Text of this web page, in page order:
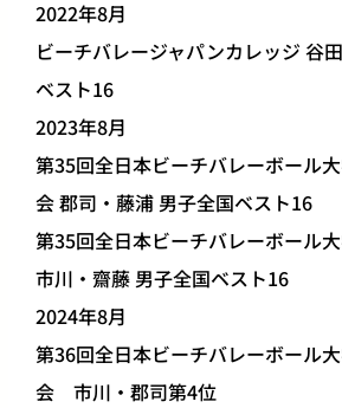
2022年8月
ビーチバレージャパンカレッジ 谷
ベスト16
2023年8月
第35回全日本ビーチバレーボール
会 郡司・藤浦 男子全国ベスト16
第35回全日本ビーチバレーボール
市川・齋藤 男子全国ベスト16
2024年8月
第36回全日本ビーチバレーボール
会 市川・郡司第4位